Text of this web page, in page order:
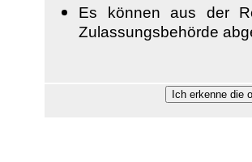
Es können aus der
Zulassungsbehörde